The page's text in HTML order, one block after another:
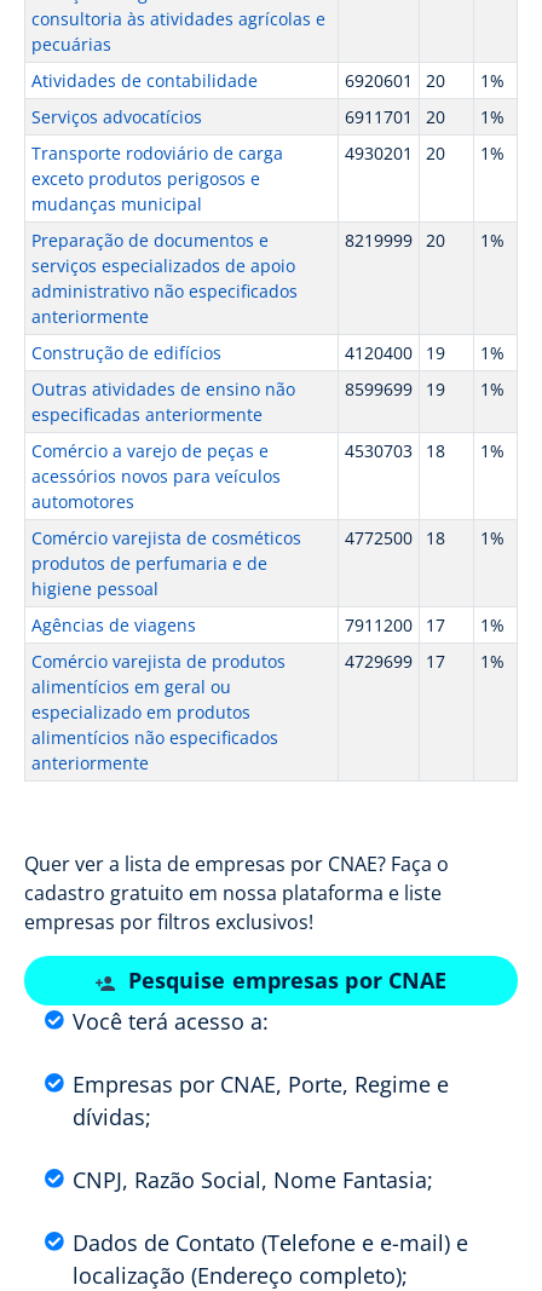
consultoria às atividades agrícolas e
pecuárias
Atividades de contabilidade 6920601 20
1%
Serviços advocatícios
6911701 20
1%
Transporte rodoviário de carga
exceto produtos perigosos e
mudanças municipal
4930201 20 1%
Preparação de documentos e
serviços especializados de apoio
administrativo não especificados
anteriormente
8219999 20 1%
Construção de edifícios 4120400 19
1%
Outras atividades de ensino não
especificadas anteriormente
8599699 19 1%
Comércio a varejo de peças e
acessórios novos para veículos
automotores
4530703 18 1%
Comércio varejista de cosméticos
produtos de perfumaria e de
higiene pessoal
4772500 18 1%
Agências de viagens 7911200 17
1%
Comércio varejista de produtos
alimentícios em geral ou
especializado em produtos
alimentícios não especificados
anteriormente
4729699 17 1%
Quer ver a lista de empresas por CNAE? Faça o
cadastro gratuito em nossa plataforma e liste
empresas por filtros exclusivos!
Pesquise empresas por CNAE
Você terá acesso a:
Empresas por CNAE, Porte, Regime e
dívidas;
CNPJ, Razão Social, Nome Fantasia;
Dados de Contato (Telefone e e-mail) e
localização (Endereço completo);